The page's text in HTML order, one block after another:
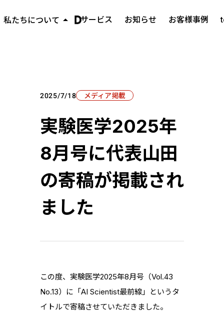
私たちについて arrow_drop_up サービス お知らせ お客様事例
2025/7/18 メディア掲載
実験医学2025年
8月号に代表山田
の寄稿が掲載され
ました
この度、実験医学2025年8月号（Vol.43
No.13）に「AI Scientist最前線」というタ
イトルで寄稿させていただきました。